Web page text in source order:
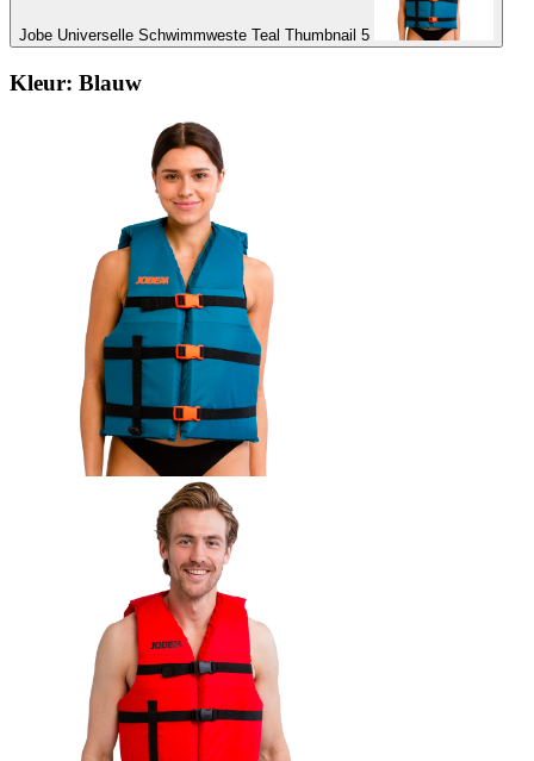
Jobe Universelle Schwimmweste Teal Thumbnail 5
Kleur: Blauw